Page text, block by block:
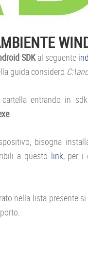
SDKal seguente
guida considero
cartella entrando in
.
bisogna
a questo link, per i
nella lista presente